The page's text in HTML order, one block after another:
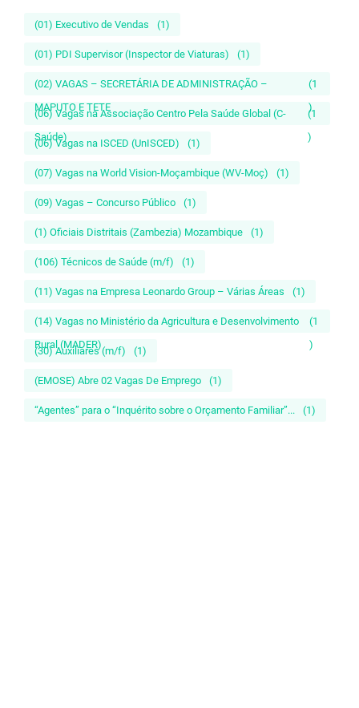
(01) Executivo de Vendas (1)
(01) PDI Supervisor (Inspector de Viaturas) (1)
(02) VAGAS – SECRETÁRIA DE ADMINISTRAÇÃO –
MAPUTO E TETE
(1
)
(06) Vagas na Associação Centro Pela Saúde Global (C-
Saúde)
(1
)
(06) Vagas na ISCED (UnISCED) (1)
(07) Vagas na World Vision-Moçambique (WV-Moç) (1)
(09) Vagas – Concurso Público (1)
(1) Oficiais Distritais (Zambezia) Mozambique (1)
(106) Técnicos de Saúde (m/f) (1)
(11) Vagas na Empresa Leonardo Group – Várias Áreas (1)
(14) Vagas no Ministério da Agricultura e Desenvolvimento
Rural (MADER)
(1
)
(30) Auxiliares (m/f) (1)
(EMOSE) Abre 02 Vagas De Emprego (1)
“Agentes” para o “Inquérito sobre o Orçamento Familiar”... (1)